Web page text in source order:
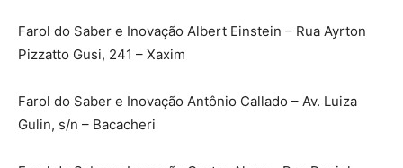
Farol do Saber e Inovação Albert Einstein – Rua Ayrton
Pizzatto Gusi, 241 – Xaxim
Farol do Saber e Inovação Antônio Callado – Av. Luiza
Gulin, s/n – Bacacheri